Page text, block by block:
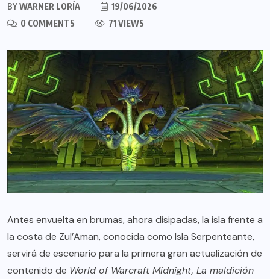
BYWARNER LORÍA
19/06/2026
0 COMMENTS
71 VIEWS
Antes envuelta en brumas, ahora disipadas, la isla frente a
la costa de Zul’Aman, conocida como Isla Serpenteante,
servirá de escenario para la primera gran actualización de
contenido de World of Warcraft Midnight, La maldición